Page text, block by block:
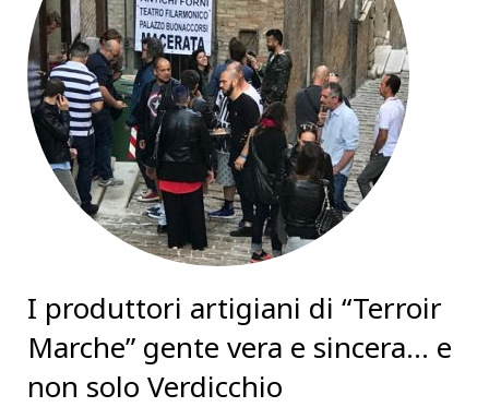
I produttori artigiani di “Terroir
Marche” gente vera e sincera… e
non solo Verdicchio